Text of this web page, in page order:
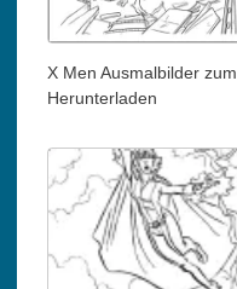
X Men Ausmalbilder zum
Herunterladen